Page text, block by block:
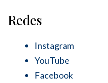
Redes
Instagram
YouTube
Facebook